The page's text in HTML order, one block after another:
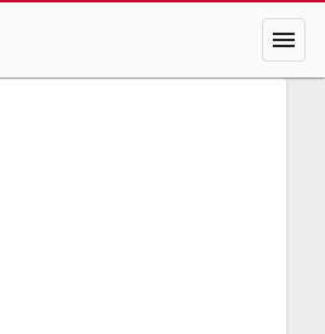
menu